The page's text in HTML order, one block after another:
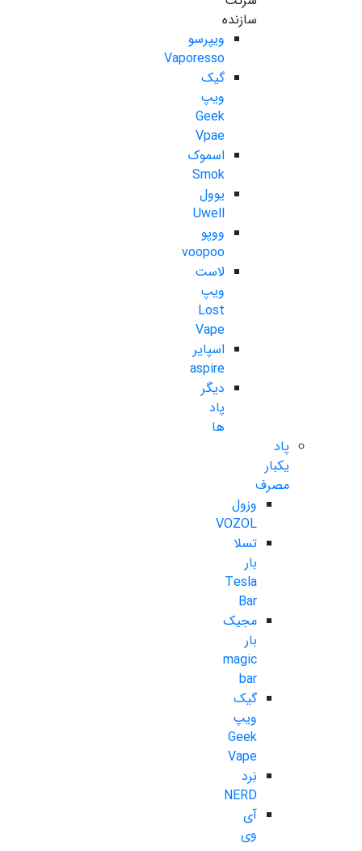
سازنده
ویپرسو
Vaporesso
گیک
ویپ
Geek
Vpae
اسموک
Smok
یوول
Uwell
ووپو
voopoo
لاست
ویپ
Lost
Vape
اسپایر
aspire
دیگر
پاد
ها
پاد
یکبار
مصرف
وزول
VOZOL
تسلا
بار
Tesla
Bar
مجیک
بار
magic
bar
گیک
ویپ
Geek
Vape
نِرد
NERD
آی
وی